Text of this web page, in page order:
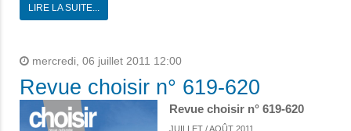
LIRE LA SUITE...
mercredi, 06 juillet 2011 12:00
Revue choisir n° 619-620
Revue choisir n° 619-620
JUILLET / AOÛT 2011